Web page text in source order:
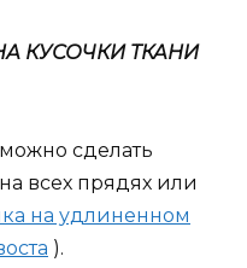
КУСОЧКИ ТКАНИ
сделать
всех прядях или
на удлиненном
).